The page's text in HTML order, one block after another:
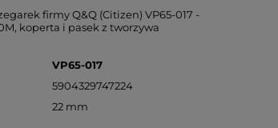
firmy Q&Q (Citizen) VP65-017 -
koperta i pasek z tworzywa
VP65-017
5904329747224
22 mm